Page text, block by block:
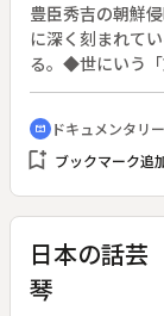
豊臣秀吉の朝鮮
に深く刻まれて
る。◆世にいう
にわたり、陶工
国と日本は文化
残虐行為として
拉致された人々
cinematic_blur ドキュメンタリー
bookmark_add ブックマーク追
日本の話
琴